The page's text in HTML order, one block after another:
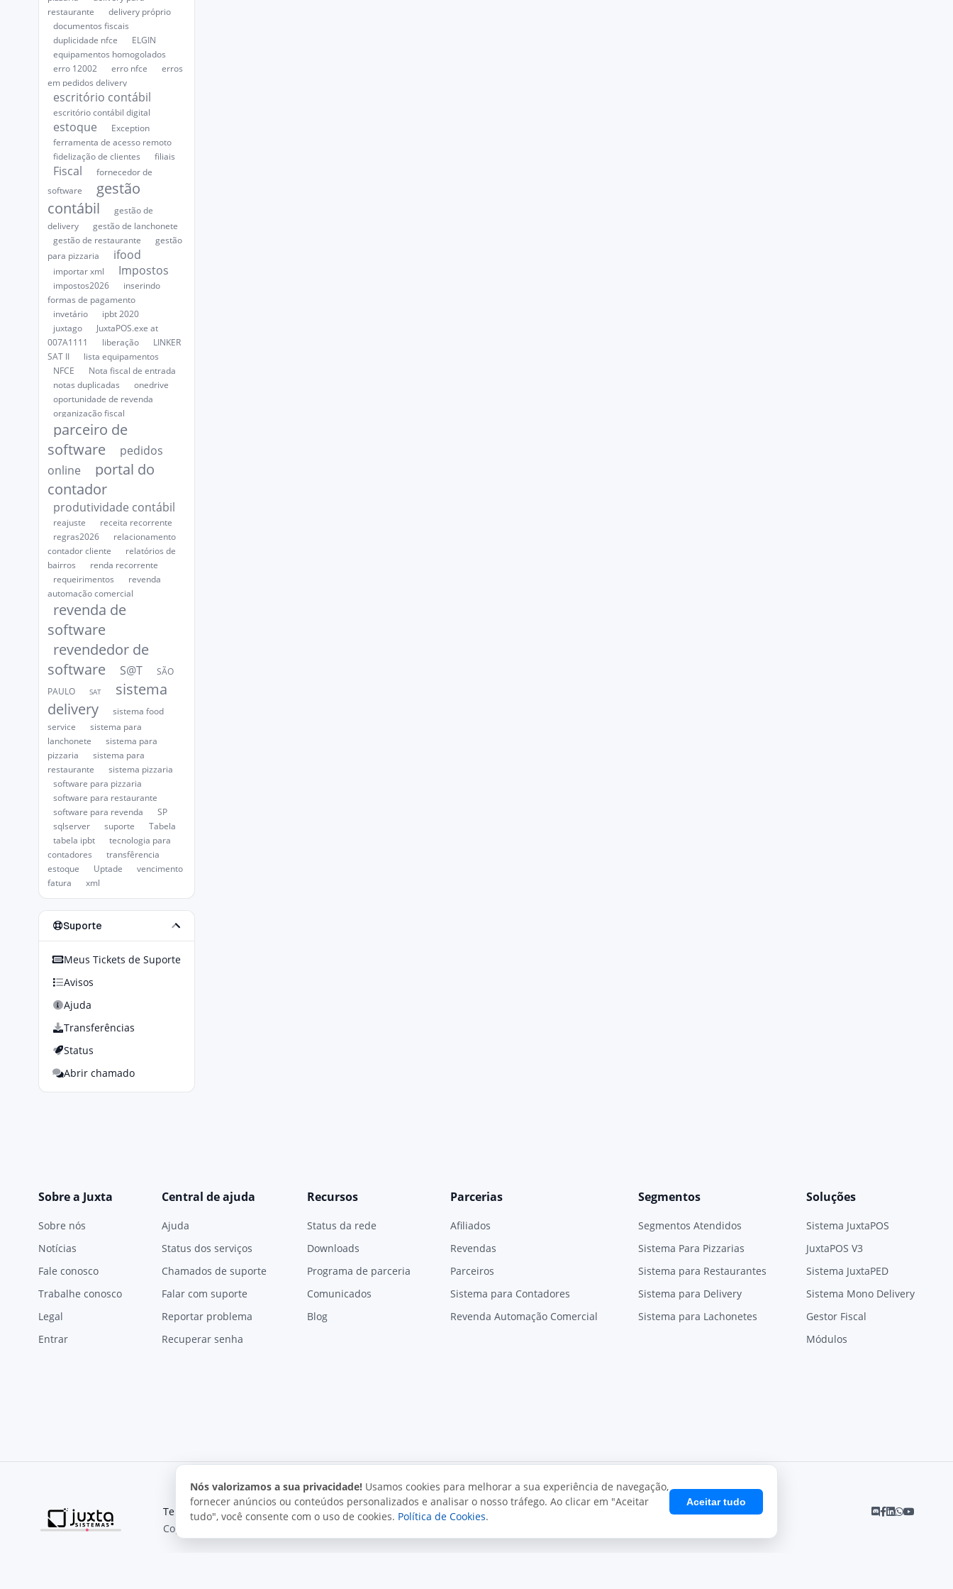
restaurante
delivery próprio
documentos fiscais
duplicidade nfce
ELGIN
equipamentos homogolados
erro 12002
erro nfce
erros
em pedidos delivery
escritório contábil
escritório contábil digital
estoque
Exception
ferramenta de acesso remoto
fidelização de clientes
filiais
Fiscal
fornecedor de
software
gestão
contábil
gestão de
delivery
gestão de lanchonete
gestão de restaurante
gestão
para pizzaria
ifood
importar xml Impostos
impostos2026
inserindo
formas de pagamento
invetário
ipbt 2020
juxtago
JuxtaPOS.exe at
007A1111
liberação
LINKER
SAT II
lista equipamentos
NFCE
Nota fiscal de entrada
notas duplicadas
onedrive
oportunidade de revenda
organização fiscal
parceiro de
software
pedidos
online
portal do
contador
produtividade contábil
reajuste
receita recorrente
regras2026
relacionamento
contador cliente
relatórios de
bairros
renda recorrente
requeirimentos
revenda
automação comercial
revenda de
software
revendedor de
software
S@T
SÃO
PAULO
SAT
sistema
delivery
sistema food
service
sistema para
lanchonete
sistema para
pizzaria
sistema para
restaurante
sistema pizzaria
software para pizzaria
software para restaurante
software para revenda
SP
sqlserver
suporte
Tabela
tabela ipbt
tecnologia para
contadores
transfêrencia
estoque
Uptade
vencimento
fatura
xml
Suporte
Meus Tickets de Suporte
Avisos
Ajuda
Transferências
Status
Abrir chamado
Sobre a Juxta
Sobre nós
Notícias
Fale conosco
Trabalhe conosco
Legal
Entrar
Central de ajuda
Ajuda
Status dos serviços
Chamados de suporte
Falar com suporte
Reportar problema
Recuperar senha
Recursos
Status da rede
Downloads
Programa de parceria
Comunicados
Blog
Parcerias
Afiliados
Revendas
Parceiros
Sistema para Contadores
Revenda Automação Comercial
Segmentos
Segmentos Atendidos
Sistema Para Pizzarias
Sistema para Restaurantes
Sistema para Delivery
Sistema para Lachonetes
Soluções
Sistema JuxtaPOS
JuxtaPOS V3
Sistema JuxtaPED
Sistema Mono Delivery
Gestor Fiscal
Módulos
Nós valorizamos a sua privacidade! Usamos cookies para melhorar a sua experiência de navegação,
fornecer anúncios ou conteúdos personalizados e analisar o nosso tráfego. Ao clicar em "Aceitar
tudo", você consente com o uso de cookies. Política de Cookies.
Aceitar tudo
Termos de uso Política de privacidade Uso aceitável
Direitos autorais
Copyright © 2026, Juxta Sistemas. Todos os direitos reservados.